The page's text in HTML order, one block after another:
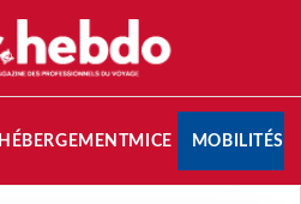
HÉBERGEMENTMICE MOBILITÉS